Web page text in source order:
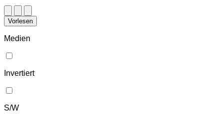
Vorlesen
Medien
Invertiert
S/W